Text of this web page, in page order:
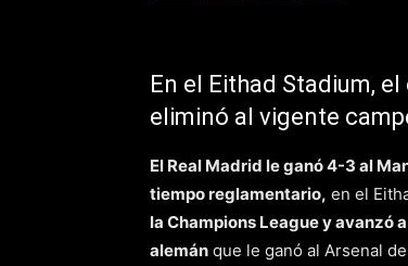
En el Eithad Stadium,
eliminó al vigente
El Real Madrid le ganó 4-3 al
tiempo reglamentario, en el
la Champions Leaguey avanzó
alemán que le ganó al Arsenal